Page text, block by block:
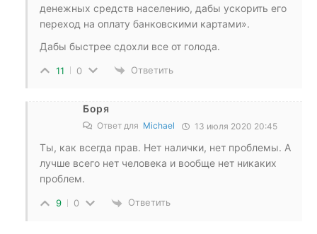
денежных средств населению, дабы ускорить его
переход на оплату банковскими картами».
Дабы быстрее сдохли все от голода.
11 0 Ответить
Боря
Ответ для Michael 13 июля 2020 20:45
Ты, как всегда прав. Нет налички, нет проблемы. А
лучше всего нет человека и вообще нет никаких
проблем.
9 0 Ответить